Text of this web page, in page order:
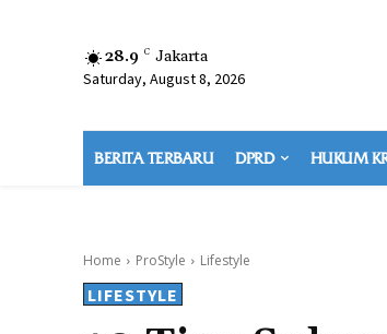
28.9 C Jakarta
Saturday, August 8, 2026
BERITA TERBARU DPRD HUKUM
Home ProStyle Lifestyle
LIFESTYLE